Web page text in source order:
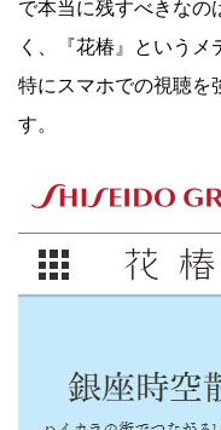
で本当に残すべきなの
く、『花椿』というメ
特にスマホでの視聴を
す。